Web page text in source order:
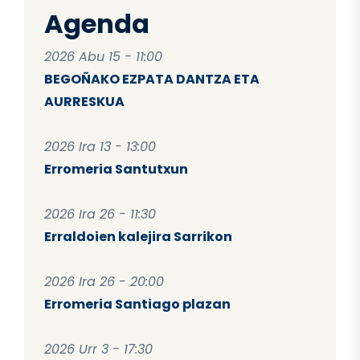
Agenda
2026 Abu 15 - 11:00
BEGOÑAKO EZPATA DANTZA ETA
AURRESKUA
2026 Ira 13 - 13:00
Erromeria Santutxun
2026 Ira 26 - 11:30
Erraldoien kalejira Sarrikon
2026 Ira 26 - 20:00
Erromeria Santiago plazan
2026 Urr 3 - 17:30